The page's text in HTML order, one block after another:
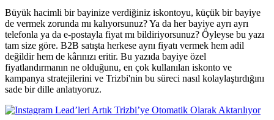
Büyük hacimli bir bayinize verdiğiniz iskontoyu, küçük bir bayiye
de vermek zorunda mı kalıyorsunuz? Ya da her bayiye ayrı ayrı
telefonla ya da e-postayla fiyat mı bildiriyorsunuz? Öyleyse bu yazı
tam size göre. B2B satışta herkese aynı fiyatı vermek hem adil
değildir hem de kârınızı eritir. Bu yazıda bayiye özel
fiyatlandırmanın ne olduğunu, en çok kullanılan iskonto ve
kampanya stratejilerini ve Trizbi'nin bu süreci nasıl kolaylaştırdığını
sade bir dille anlatıyoruz.